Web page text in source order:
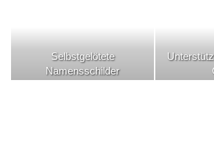
Selbstgelötete
Namensschilder